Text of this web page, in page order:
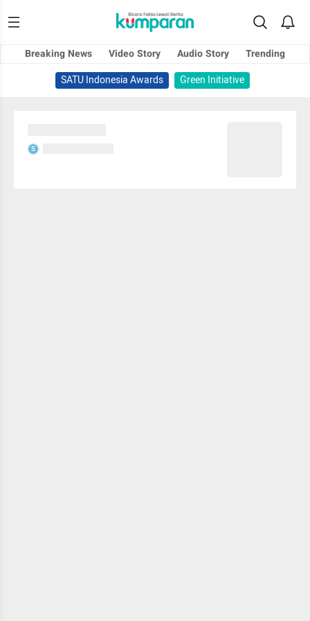
Breaking News Video Story Audio Story
Trending
SATU Indonesia Awards
Green Initiative
S